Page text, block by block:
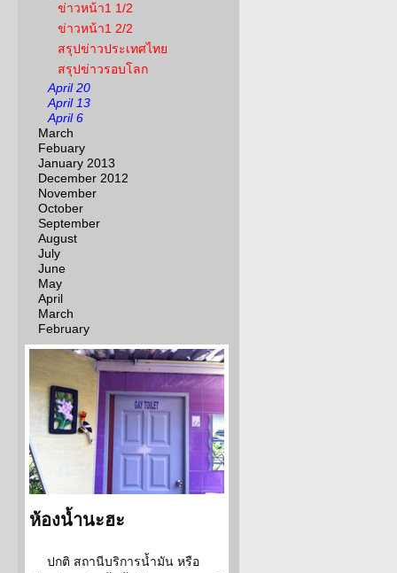
ข่าวหน้า1 1/2
ข่าวหน้า1 2/2
สรุปข่าวประเทศไทย
สรุปข่าวรอบโลก
April 20
April 13
April 6
March
Febuary
January 2013
December 2012
November
October
September
August
July
June
May
April
March
February
ห้องน้ำนะฮะ
ปกติ สถานีบริการน้ำมัน หรือ